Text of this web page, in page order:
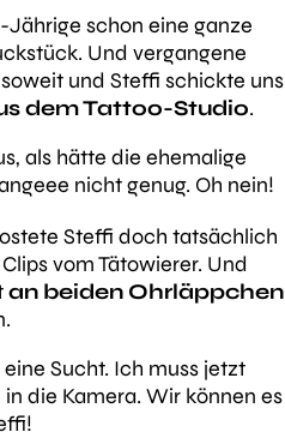
Jährige schon eine ganze
Und vergangene
und Steffi schickte uns
dem Tattoo-Studio.
als hätte die ehemalige
nicht genug. Oh nein!
Steffi doch tatsächlich
vom Tätowierer. Und
an beiden Ohrläppchen
Sucht. Ich muss jetzt
die Kamera. Wir können es